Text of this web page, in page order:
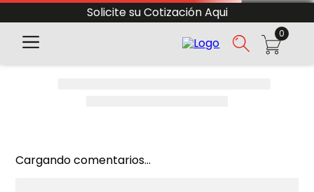
Solicite su Cotización Aqui
0
Cargando comentarios...